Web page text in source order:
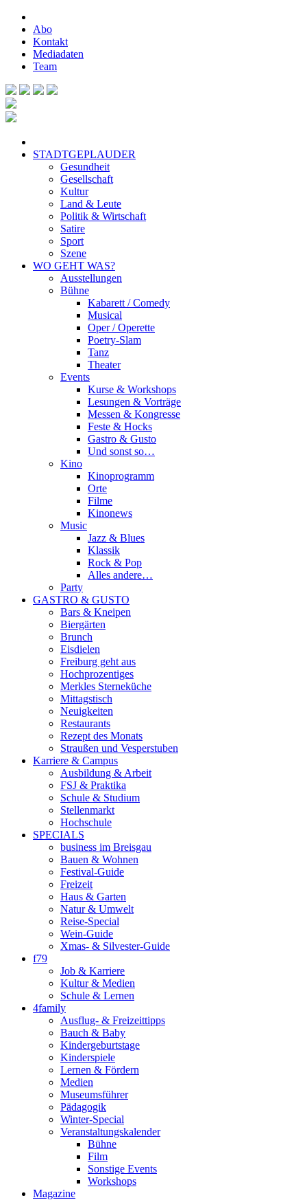
Abo
Kontakt
Mediadaten
Team
STADTGEPLAUDER
Gesundheit
Gesellschaft
Kultur
Land & Leute
Politik & Wirtschaft
Satire
Sport
Szene
WO GEHT WAS?
Ausstellungen
Bühne
Kabarett / Comedy
Musical
Oper / Operette
Poetry-Slam
Tanz
Theater
Events
Kurse & Workshops
Lesungen & Vorträge
Messen & Kongresse
Feste & Hocks
Gastro & Gusto
Und sonst so…
Kino
Kinoprogramm
Orte
Filme
Kinonews
Music
Jazz & Blues
Klassik
Rock & Pop
Alles andere…
Party
GASTRO & GUSTO
Bars & Kneipen
Biergärten
Brunch
Eisdielen
Freiburg geht aus
Hochprozentiges
Merkles Sterneküche
Mittagstisch
Neuigkeiten
Restaurants
Rezept des Monats
Straußen und Vesperstuben
Karriere & Campus
Ausbildung & Arbeit
FSJ & Praktika
Schule & Studium
Stellenmarkt
Hochschule
SPECIALS
business im Breisgau
Bauen & Wohnen
Festival-Guide
Freizeit
Haus & Garten
Natur & Umwelt
Reise-Special
Wein-Guide
Xmas- & Silvester-Guide
f79
Job & Karriere
Kultur & Medien
Schule & Lernen
4family
Ausflug- & Freizeittipps
Bauch & Baby
Kindergeburtstage
Kinderspiele
Lernen & Fördern
Medien
Museumsführer
Pädagogik
Winter-Special
Veranstaltungskalender
Bühne
Film
Sonstige Events
Workshops
Magazine